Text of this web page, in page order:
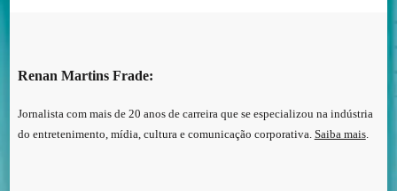
Renan Martins Frade:
Jornalista com mais de 20 anos de carreira que se especializou na indústria
do entretenimento, mídia, cultura e comunicação corporativa. Saiba mais.